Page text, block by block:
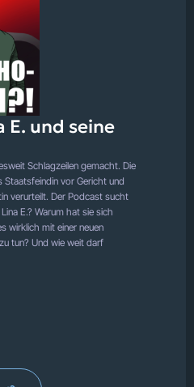
E. und seine
Schlagzeilen gemacht. Die
Staatsfeindin vor Gericht und
verurteilt. Der Podcast sucht
E.? Warum hat sie sich
wirklich mit einer neuen
tun? Und wie weit darf